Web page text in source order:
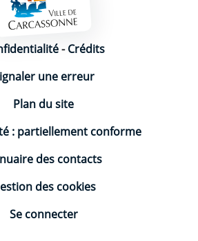
Mentions légales
-Crédits
une erreur
Plan du site
: partiellement conforme
des contacts
des cookies
Se connecter